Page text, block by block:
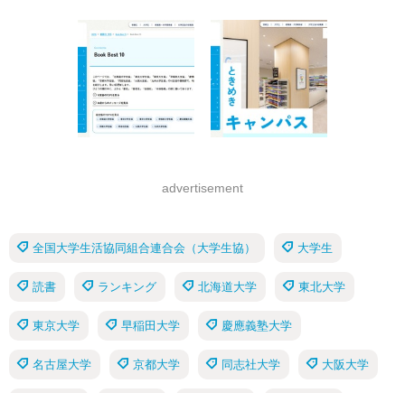
advertisement
全国大学生活協同組合連合会（大学生協） 大学生
読書 ランキング 北海道大学 東北大学
東京大学 早稲田大学 慶應義塾大学
名古屋大学 京都大学 同志社大学 大阪大学